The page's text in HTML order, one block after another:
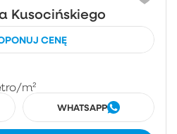
Kusocińskiego
CENĘ
/m²
WHATSAPP